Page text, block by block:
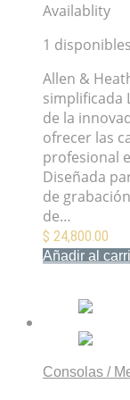
Availablity
1 disponibles
Allen &
simplificada
de la
ofrecer las
profesional
Diseñada
de
de…
$ 24,800.00
Añadir al
Consolas /